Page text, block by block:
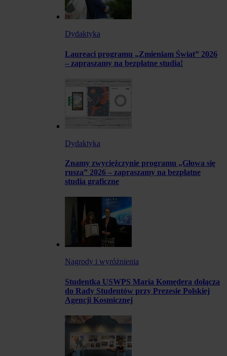
Dydaktyka
Laureaci programu „Zmieniam Świat” 2026
– zapraszamy na bezpłatne studia!
Dydaktyka
Znamy zwyciężczynie programu „Głowa się
rusza” 2026 – zapraszamy na bezpłatne
studia graficzne
Nagrody i wyróżnienia
Studentka USWPS Maria Komędera dołącza
do Rady Studentów przy Prezesie Polskiej
Agencji Kosmicznej